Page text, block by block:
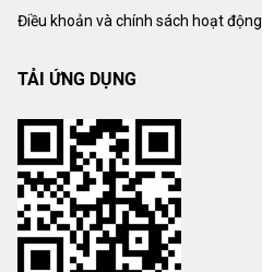
Điều khoản và chính sách hoạt động
TẢI ỨNG DỤNG